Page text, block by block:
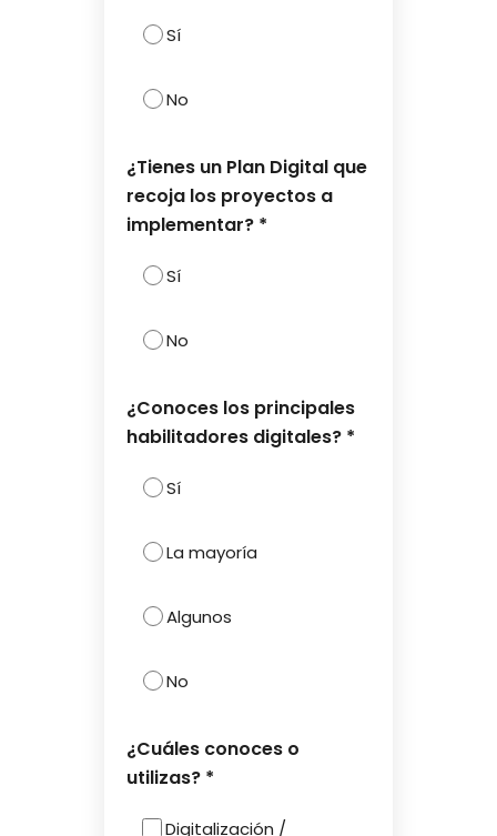
Sí
No
¿Tienes un Plan Digital que
recoja los proyectos a
implementar? *
Sí
No
¿Conoces los principales
habilitadores digitales? *
Sí
La mayoría
Algunos
No
¿Cuáles conoces o
utilizas? *
Digitalización /